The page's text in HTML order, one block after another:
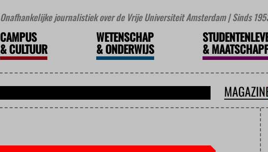
Onafhankelijke journalistiek over de Vrije Universiteit Amsterdam | Sinds
CAMPUS
&CULTUUR
WETENSCHAP
&ONDERWIJS &